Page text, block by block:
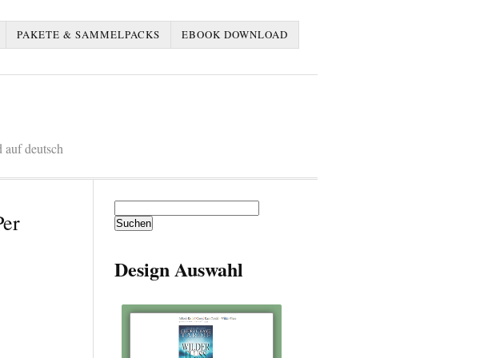
PAKETE & SAMMELPACKS
EBOOK DOWNLOAD
deutsch
nach:
Design Auswahl